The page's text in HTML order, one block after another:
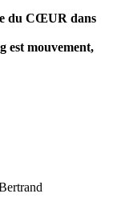
du CŒUR dans
est mouvement,